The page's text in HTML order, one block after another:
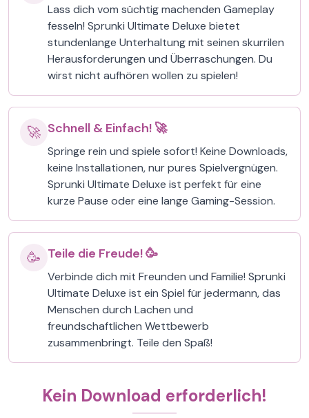
Lass dich vom süchtig machenden Gameplay
fesseln! Sprunki Ultimate Deluxe bietet
stundenlange Unterhaltung mit seinen skurrilen
Herausforderungen und Überraschungen. Du
wirst nicht aufhören wollen zu spielen!
🚀 Schnell & Einfach! 🚀
Springe rein und spiele sofort! Keine Downloads,
keine Installationen, nur pures Spielvergnügen.
Sprunki Ultimate Deluxe ist perfekt für eine
kurze Pause oder eine lange Gaming-Session.
🥳 Teile die Freude! 🥳
Verbinde dich mit Freunden und Familie! Sprunki
Ultimate Deluxe ist ein Spiel für jedermann, das
Menschen durch Lachen und
freundschaftlichen Wettbewerb
zusammenbringt. Teile den Spaß!
Kein Download erforderlich!